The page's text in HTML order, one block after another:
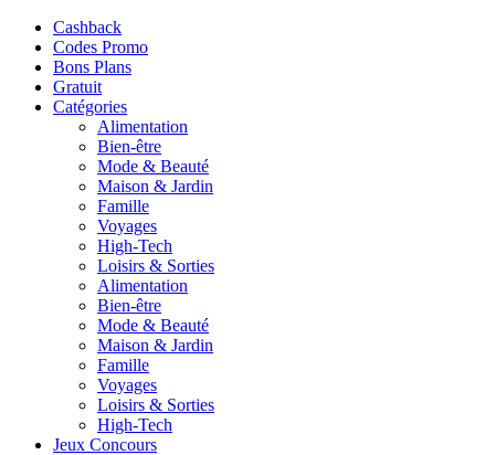
Cashback
Codes Promo
Bons Plans
Gratuit
Catégories
Alimentation
Bien-être
Mode & Beauté
Maison & Jardin
Famille
Voyages
High-Tech
Loisirs & Sorties
Alimentation
Bien-être
Mode & Beauté
Maison & Jardin
Famille
Voyages
Loisirs & Sorties
High-Tech
Jeux Concours